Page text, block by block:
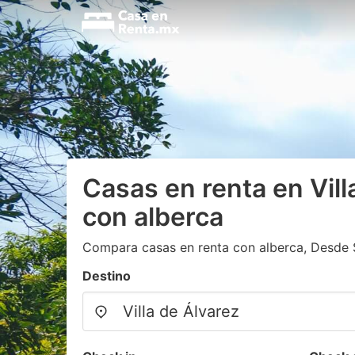
Casas en renta en
con alberca
Compara casas en renta con alberca, Desde
Destino